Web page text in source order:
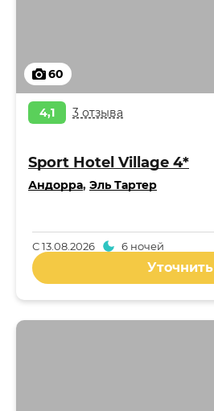
60
4,1 3 отзыва
Sport Hotel Village 4*
Андорра, Эль Тартер
С13.08.2026 6 ночей
Уточнить